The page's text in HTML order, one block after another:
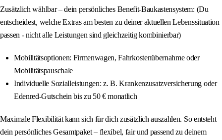
Zusätzlich wählbar – dein persönliches Benefit-Baukastensystem: (Du
entscheidest, welche Extras am besten zu deiner aktuellen Lebenssituation
passen - nicht alle Leistungen sind gleichzeitig kombinierbar)
Mobilitätsoptionen: Firmenwagen, Fahrkostenübernahme oder
Mobilitätspauschale
Individuelle Sozialleistungen: z. B. Krankenzusatzversicherung oder
Edenred-Gutschein bis zu 50 € monatlich
Maximale Flexibilität kann sich für dich zusätzlich auszahlen. So entsteht
dein persönliches Gesamtpaket – flexibel, fair und passend zu deinem